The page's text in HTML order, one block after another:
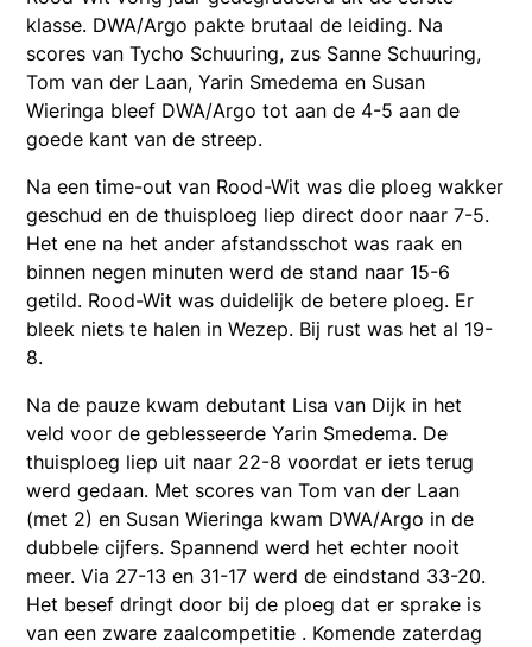
klasse. DWA/Argo pakte brutaal de leiding. Na
scores van Tycho Schuuring, zus Sanne Schuuring,
Tom van der Laan, Yarin Smedema en Susan
Wieringa bleef DWA/Argo tot aan de 4-5 aan de
goede kant van de streep.
Na een time-out van Rood-Wit was die ploeg wakker
geschud en de thuisploeg liep direct door naar 7-5.
Het ene na het ander afstandsschot was raak en
binnen negen minuten werd de stand naar 15-6
getild. Rood-Wit was duidelijk de betere ploeg. Er
bleek niets te halen in Wezep. Bij rust was het al 19-
8.
Na de pauze kwam debutant Lisa van Dijk in het
veld voor de geblesseerde Yarin Smedema. De
thuisploeg liep uit naar 22-8 voordat er iets terug
werd gedaan. Met scores van Tom van der Laan
(met 2) en Susan Wieringa kwam DWA/Argo in de
dubbele cijfers. Spannend werd het echter nooit
meer. Via 27-13 en 31-17 werd de eindstand 33-20.
Het besef dringt door bij de ploeg dat er sprake is
van een zware zaalcompetitie . Komende zaterdag